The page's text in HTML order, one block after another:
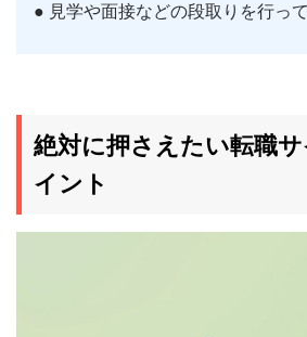
● 見学や面接などの段取りを行っ
絶対に押さえたい転職
イント